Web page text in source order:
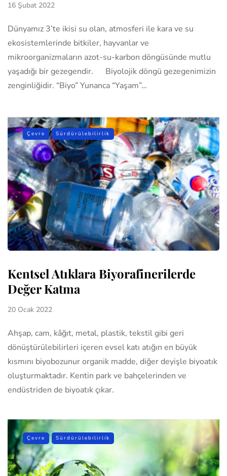
16 Şubat 2022
Dünyamız 3’te ikisi su olan, atmosferi ile kara ve su
ekosistemlerinde bitkiler, hayvanlar ve
mikroorganizmaların azot-su-karbon döngüsünde mutlu
yaşadığı bir gezegendir. Biyolojik döngü gezegenimizin
zenginliğidir. “Biyo” Yunanca “Yaşam”…
Çevre Sürdürülebilirlik
Kentsel Atıklara Biyorafinerilerde
Değer Katma
20 Ocak 2022
Ahşap, cam, kâğıt, metal, plastik, tekstil gibi geri
dönüştürülebilirleri içeren evsel katı atığın en büyük
kısmını biyobozunur organik madde, diğer deyişle biyoatık
oluşturmaktadır. Kentin park ve bahçelerinden ve
endüstriden de biyoatık çıkar.
Çevre Sürdürülebilirlik